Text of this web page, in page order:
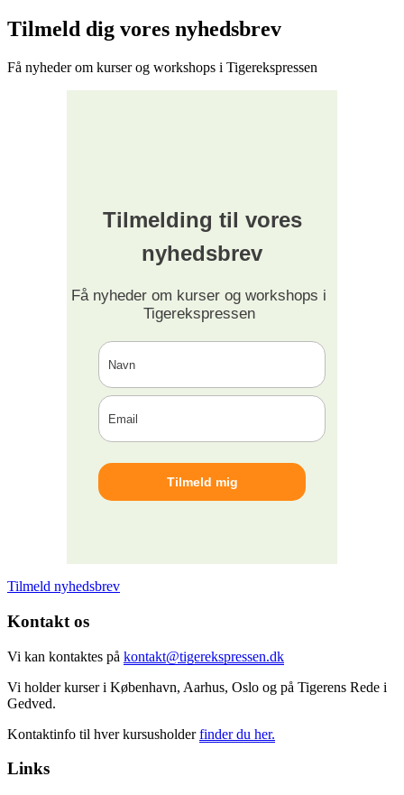
Tilmeld dig vores nyhedsbrev
Få nyheder om kurser og workshops i Tigerekspressen
Tilmelding til vores
nyhedsbrev
Få nyheder om kurser og workshops i
Tigerekspressen
Tilmeld nyhedsbrev
Kontakt os
Vi kan kontaktes på kontakt@tigerekspressen.dk
Vi holder kurser i København, Aarhus, Oslo og på Tigerens Rede i
Gedved.
Kontaktinfo til hver kursusholderfinder du her.
Links